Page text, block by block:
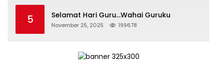
5 Selamat Hari Guru…Wahai Guruku
November 25, 2025 199678